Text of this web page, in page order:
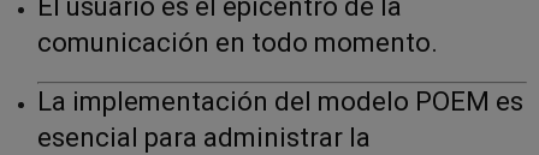
El usuario es el epicentro de la
comunicación en todo momento.
La implementación del modelo POEM es
esencial para administrar la